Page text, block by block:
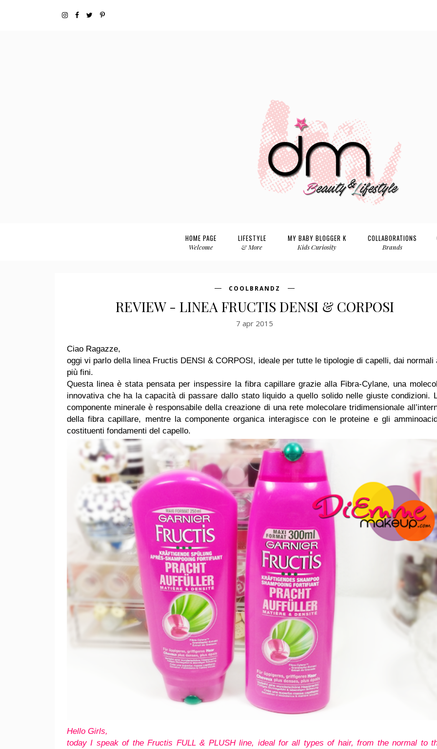
HOME PAGE
Welcome
LIFESTYLE
& More
MY BABY BLOGGER K
Kids Curiosity
COLLABORATIONS
Brands
COOLBRANDZ
REVIEW - LINEA FRUCTIS DENSI & CORPOSI
7 apr 2015
Ciao Ragazze,
oggi vi parlo della linea Fructis DENSI & CORPOSI, ideale per tutte le tipologie di capelli, dai normali
più fini.
Questa linea è stata pensata per inspessire la fibra capillare grazie alla Fibra-Cylane, una
innovativa che ha la capacità di passare dallo stato liquido a quello solido nelle giuste condizioni.
componente minerale è responsabile della creazione di una rete molecolare tridimensionale
della fibra capillare, mentre la componente organica interagisce con le proteine e gli
costituenti fondamenti del capello.
Hello Girls,
today I speak of the Fructis FULL & PLUSH line, ideal for all types of hair, from the normal to